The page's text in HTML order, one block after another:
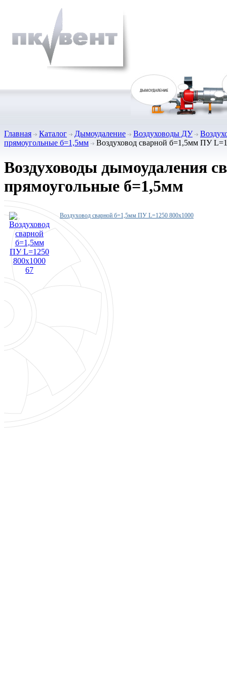
Главная Каталог Дымоудаление Воздуховоды ДУ
прямоугольные б=1,5мм
Воздуховод сварной б=1,5мм ПУ
Воздуховоды дымоудаления
прямоугольные б=1,5мм
Воздуховод сварной б=1,5мм ПУ L=1250 800х1000